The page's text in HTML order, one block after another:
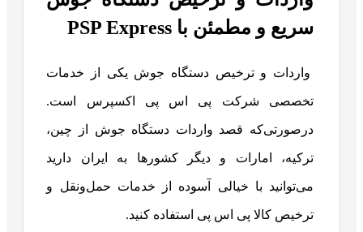
سریع و مطمئن با PSP Express
واردات و ترخیص دستگاه جوش یکی از خدمات
تخصصی شرکت پی اس پی اکسپرس است.
درصورتی‌که قصد واردات دستگاه جوش از چین،
ترکیه، امارات و دیگر کشورها به ایران دارید
می‌توانید با خیالی آسوده از خدمات حمل‌ونقل و
ترخیص کالا پی اس پی استفاده کنید.